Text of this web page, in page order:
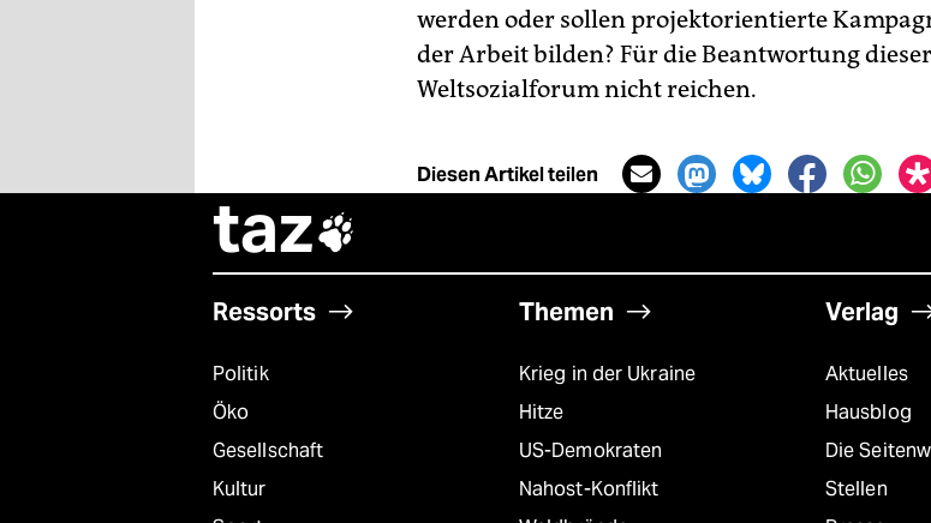
werden oder sollen projektorientierte
der Arbeit bilden? Für die Beantwortung
Weltsozialforum nicht reichen.
Diesen Artikel teilen
taz
Ressorts
Politik
Öko
Gesellschaft
Kultur
Themen
Krieg in der Ukraine
Hitze
US-Demokraten
Nahost-Konflikt
Verlag
Aktuelles
Hausblog
Die
Stellen